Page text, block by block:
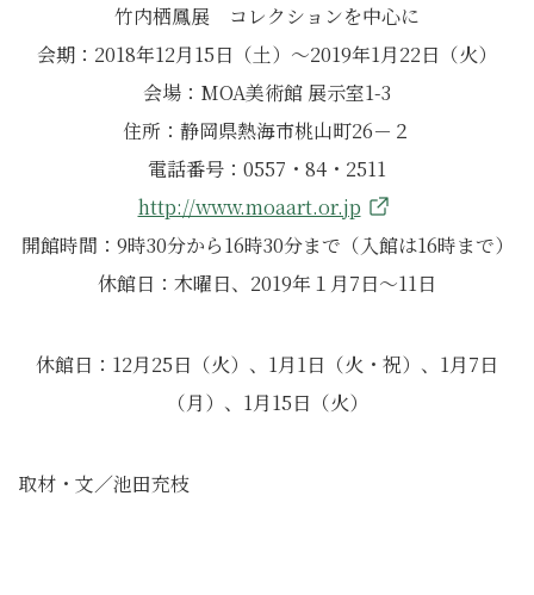
竹内栖鳳展 コレクションを中心に
会期：2018年12月15日（土）～2019年1月22日（火）
会場：MOA美術館 展示室1-3
住所：静岡県熱海市桃山町26－２
電話番号：0557・84・2511
http://www.moaart.or.jp
開館時間：9時30分から16時30分まで（入館は16時まで）
休館日：木曜日、2019年１月7日～11日
休館日：12月25日（火）、1月1日（火・祝）、1月7日
（月）、1月15日（火）
取材・文／池田充枝